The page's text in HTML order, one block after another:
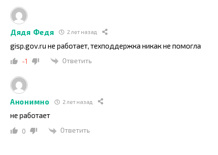
Дядя Федя 2 лет назад
gisp.gov.ru не работает, техподдержка никак не помогла
-1 Ответить
Анонимно 2 лет назад
не работает
0 Ответить